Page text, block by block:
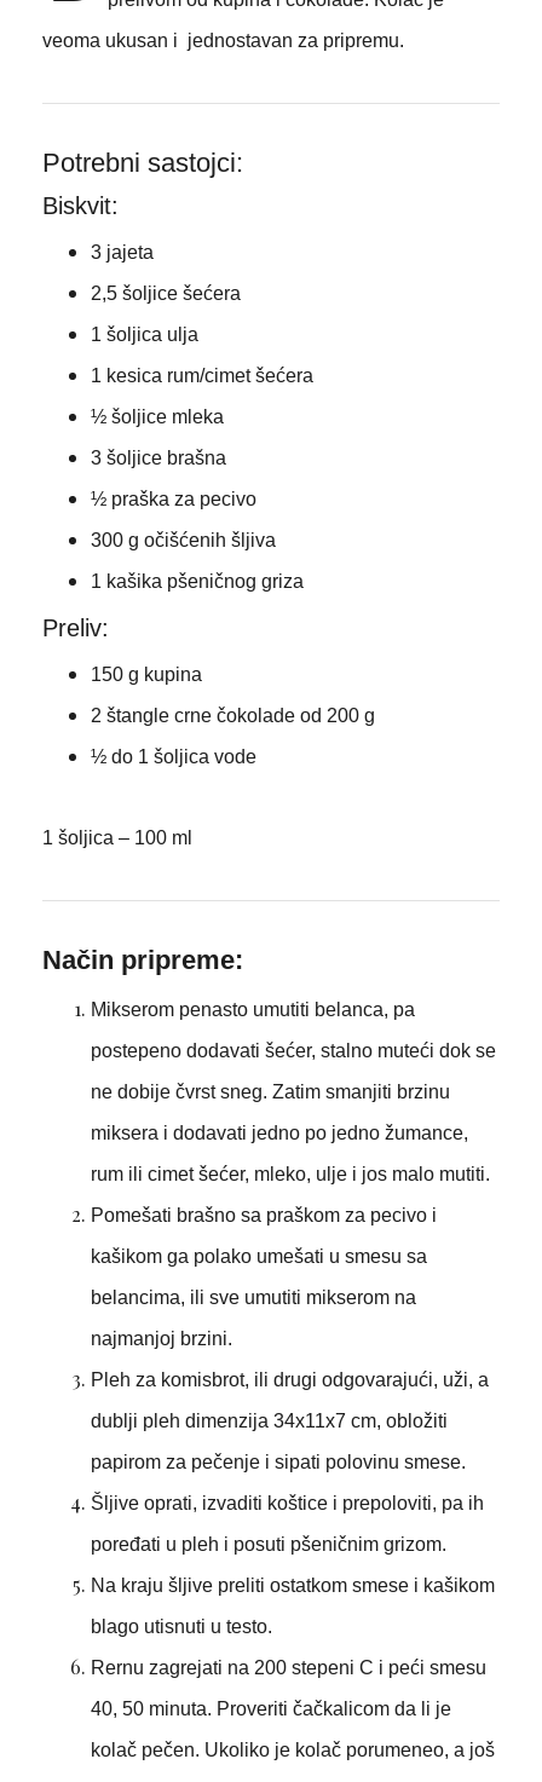
veoma ukusan i jednostavan za pripremu.
Potrebni sastojci:
Biskvit:
3 jajeta
2,5 šoljice šećera
1 šoljica ulja
1 kesica rum/cimet šećera
½ šoljice mleka
3 šoljice brašna
½ praška za pecivo
300 g očišćenih šljiva
1 kašika pšeničnog griza
Preliv:
150 g kupina
2 štangle crne čokolade od 200 g
½ do 1 šoljica vode
1 šoljica – 100 ml
Način pripreme:
Mikserom penasto umutiti belanca, pa
postepeno dodavati šećer, stalno muteći dok se
ne dobije čvrst sneg. Zatim smanjiti brzinu
miksera i dodavati jedno po jedno žumance,
rum ili cimet šećer, mleko, ulje i jos malo mutiti.
Pomešati brašno sa praškom za pecivo i
kašikom ga polako umešati u smesu sa
belancima, ili sve umutiti mikserom na
najmanjoj brzini.
Pleh za komisbrot, ili drugi odgovarajući, uži, a
dublji pleh dimenzija 34x11x7 cm, obložiti
papirom za pečenje i sipati polovinu smese.
Šljive oprati, izvaditi koštice i prepoloviti, pa ih
poređati u pleh i posuti pšeničnim grizom.
Na kraju šljive preliti ostatkom smese i kašikom
blago utisnuti u testo.
Rernu zagrejati na 200 stepeni C i peći smesu
40, 50 minuta. Proveriti čačkalicom da li je
kolač pečen. Ukoliko je kolač porumeneo, a još